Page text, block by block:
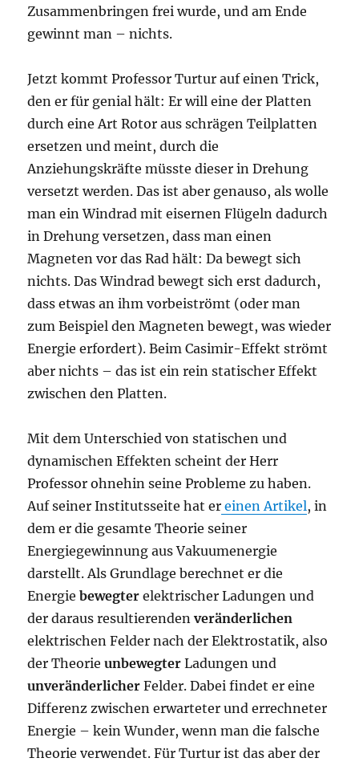
Zusammenbringen frei wurde, und am Ende
gewinnt man – nichts.
Jetzt kommt Professor Turtur auf einen Trick,
den er für genial hält: Er will eine der Platten
durch eine Art Rotor aus schrägen Teilplatten
ersetzen und meint, durch die
Anziehungskräfte müsste dieser in Drehung
versetzt werden. Das ist aber genauso, als wolle
man ein Windrad mit eisernen Flügeln dadurch
in Drehung versetzen, dass man einen
Magneten vor das Rad hält: Da bewegt sich
nichts. Das Windrad bewegt sich erst dadurch,
dass etwas an ihm vorbeiströmt (oder man
zum Beispiel den Magneten bewegt, was wieder
Energie erfordert). Beim Casimir-Effekt strömt
aber nichts – das ist ein rein statischer Effekt
zwischen den Platten.
Mit dem Unterschied von statischen und
dynamischen Effekten scheint der Herr
Professor ohnehin seine Probleme zu haben.
Auf seiner Institutsseite hat er einen Artikel, in
dem er die gesamte Theorie seiner
Energiegewinnung aus Vakuumenergie
darstellt. Als Grundlage berechnet er die
Energiebewegter elektrischer Ladungen und
der daraus resultierendenveränderlichen
elektrischen Felder nach der Elektrostatik, also
der Theorieunbewegter Ladungen und
unveränderlicher Felder. Dabei findet er eine
Differenz zwischen erwarteter und errechneter
Energie – kein Wunder, wenn man die falsche
Theorie verwendet. Für Turtur ist das aber der